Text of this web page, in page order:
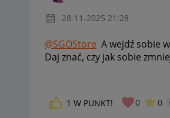
‎28-11-2025 21:28
@SGOStore A wejdź sobie
Daj znać, czy jak sobie
1 W PUNKT! 0 0